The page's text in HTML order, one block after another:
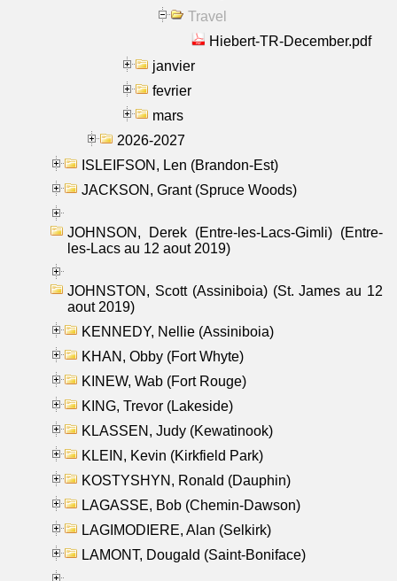
Travel
Hiebert-TR-December.pdf
janvier
fevrier
mars
2026-2027
ISLEIFSON, Len (Brandon-Est)
JACKSON, Grant (Spruce Woods)
JOHNSON, Derek (Entre-les-Lacs-Gimli) (Entre-
les-Lacs au 12 aout 2019)
JOHNSTON, Scott (Assiniboia) (St. James au 12
aout 2019)
KENNEDY, Nellie (Assiniboia)
KHAN, Obby (Fort Whyte)
KINEW, Wab (Fort Rouge)
KING, Trevor (Lakeside)
KLASSEN, Judy (Kewatinook)
KLEIN, Kevin (Kirkfield Park)
KOSTYSHYN, Ronald (Dauphin)
LAGASSE, Bob (Chemin-Dawson)
LAGIMODIERE, Alan (Selkirk)
LAMONT, Dougald (Saint-Boniface)